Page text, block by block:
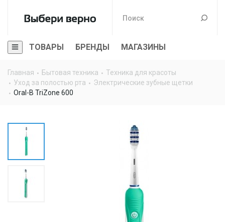
ТОВАРЫ БРЕНДЫ МАГАЗИНЫ
Главная Бытовая техника
Техника для красоты
Уход за полостью рта
Электрические зубные щетки
Oral-B TriZone 600